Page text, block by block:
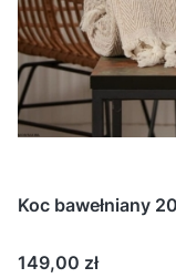
Koc bawełniany
Cena
149,00 zł